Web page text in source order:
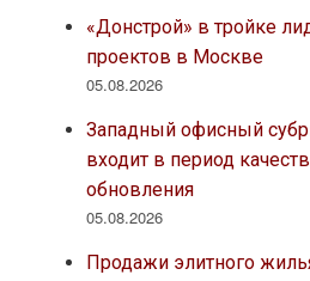
«Донстрой» в тройке
проектов в Москве
05.08.2026
Западный офисный
входит в период
обновления
05.08.2026
Продажи элитного